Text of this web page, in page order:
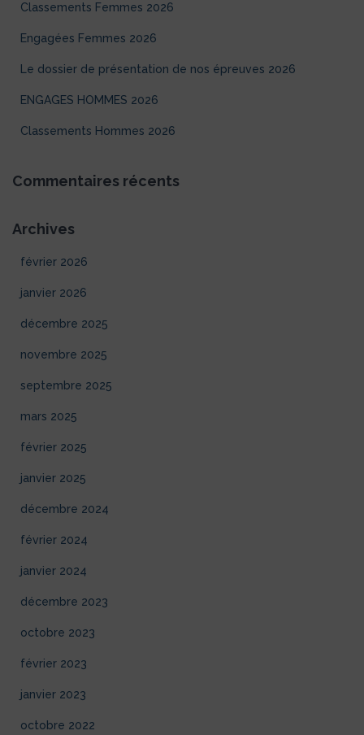
Classements Femmes 2026
Engagées Femmes 2026
Le dossier de présentation de nos épreuves 2026
ENGAGES HOMMES 2026
Classements Hommes 2026
Commentaires récents
Archives
février 2026
janvier 2026
décembre 2025
novembre 2025
septembre 2025
mars 2025
février 2025
janvier 2025
décembre 2024
février 2024
janvier 2024
décembre 2023
octobre 2023
février 2023
janvier 2023
octobre 2022